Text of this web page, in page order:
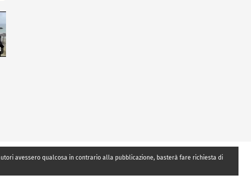
avessero qualcosa in contrario alla pubblicazione, basterà fare richiesta di